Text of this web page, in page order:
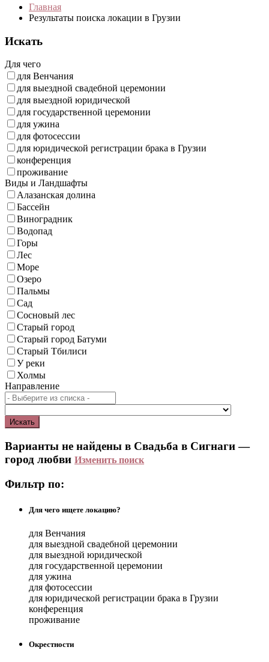
Главная
Результаты поиска локации в Грузии
Искать
Для чего
для Венчания
для выездной свадебной церемонии
для выездной юридической
для государственной церемонии
для ужина
для фотосессии
для юридической регистрации брака в Грузии
конференция
проживание
Виды и Ландшафты
Алазанская долина
Бассейн
Виноградник
Водопад
Горы
Лес
Море
Озеро
Пальмы
Сад
Сосновый лес
Старый город
Старый город Батуми
Старый Тбилиси
У реки
Холмы
Направление
Искать
Варианты не найдены в Свадьба в Сигнаги —
город любви Изменить поиск
Фильтр по:
Для чего ищете локацию?
для Венчания
для выездной свадебной церемонии
для выездной юридической
для государственной церемонии
для ужина
для фотосессии
для юридической регистрации брака в Грузии
конференция
проживание
Окрестности